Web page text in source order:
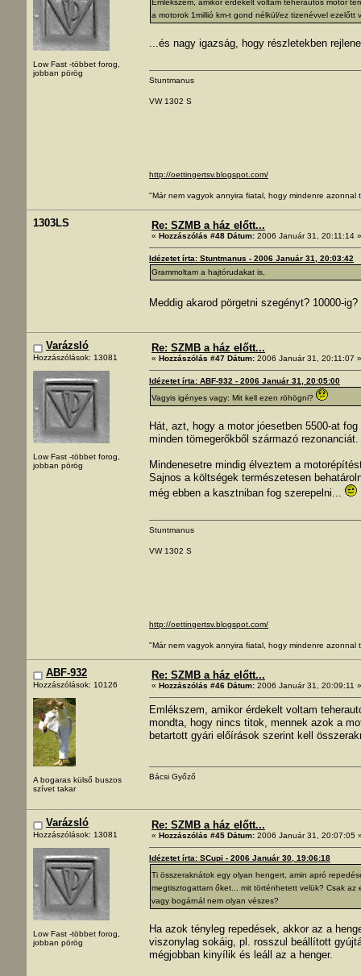
Low Fast -többet forog,
jobban pörög
Emlékszem, amikor érdekelt voltam teherautós motor
a motorok 1millió km-t gond nélkül/ez tizenévvel
...és nagy igazság, hogy részletekben
Stuntmanus
VW 1302 S
http://oettingertsv.blogspot.com/
"Már nem vagyok annyira fiatal, hogy mindenre azonnal
1303LS Re: SZMB a ház előtt...
« Hozzászólás #48 Dátum: 2006 Január 31, 20:11:14 »
Idézetet írta: Stuntmanus - 2006 Január 31, 20:03:42
Grammoltam a hajtórudakat is,
Meddig akarod pörgetni szegényt? 10000-
Varázsló
Hozzászólások: 13081
Low Fast -többet forog,
jobban pörög
Re: SZMB a ház előtt...
« Hozzászólás #47 Dátum: 2006 Január 31, 20:11:07 »
Idézetet írta: ABF-932 - 2006 Január 31, 20:05:00
Vagyis igényes vagy: Mit kell ezen röhögni?
Hát, azt, hogy a motor jóesetben 5500-at
minden tömegerőkből származó rezonanciát.
Mindenesetre mindig élveztem a
Sajnos a költségek természetesen
még ebben a kasztniban fog szerepelni...
Stuntmanus
VW 1302 S
http://oettingertsv.blogspot.com/
"Már nem vagyok annyira fiatal, hogy mindenre azonnal
ABF-932
Hozzászólások: 10126
A bogaras külső buszos
szívet takar
Re: SZMB a ház előtt...
« Hozzászólás #46 Dátum: 2006 Január 31, 20:09:11 »
Emlékszem, amikor érdekelt voltam
mondta, hogy nincs titok, mennek azok a
betartott gyári előírások szerint kell
Bácsi Győző
Varázsló
Hozzászólások: 13081
Low Fast -többet forog,
jobban pörög
Re: SZMB a ház előtt...
« Hozzászólás #45 Dátum: 2006 Január 31, 20:07:05
Idézetet írta: SCupi - 2006 Január 30, 19:06:18
Ti összeraknátok egy olyan hengert, amin apró
megtisztogattam őket... mit történhetett velük? Csak
vagy bogárnál nem olyan vészes?
Ha azok tényleg repedések, akkor az a
viszonylag sokáig, pl. rosszul beállított
mégjobban kinyílik és leáll az a henger.